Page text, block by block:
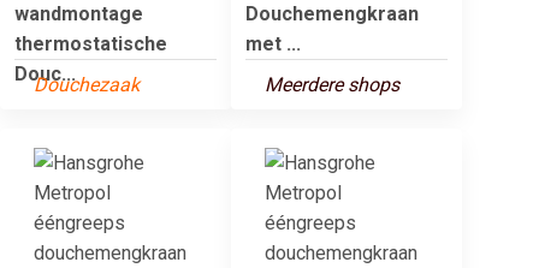
wandmontage
thermostatische
Douc...
Douchezaak
Douchemengkraan
met ...
Meerdere shops